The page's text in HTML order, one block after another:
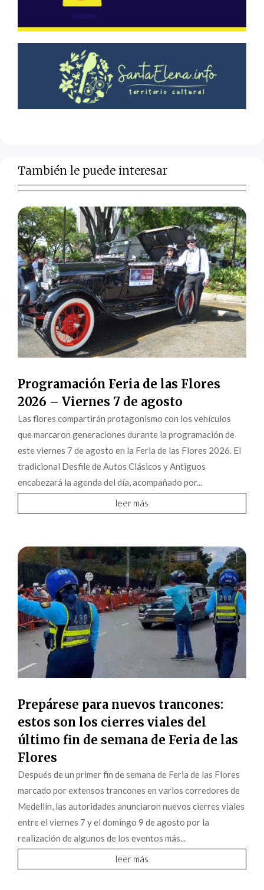
También le puede interesar
Programación Feria de las Flores
2026 – Viernes 7 de agosto
Las flores compartirán protagonismo con los vehículos
que marcaron generaciones durante la programación de
este viernes 7 de agosto en la Feria de las Flores 2026. El
tradicional Desfile de Autos Clásicos y Antiguos
encabezará la agenda del día, acompañado por...
leer más
Prepárese para nuevos trancones:
estos son los cierres viales del
último fin de semana de Feria de las
Flores
Después de un primer fin de semana de Feria de las Flores
marcado por extensos trancones en varios corredores de
Medellín, las autoridades anunciaron nuevos cierres viales
entre el viernes 7 y el domingo 9 de agosto por la
realización de algunos de los eventos más...
leer más